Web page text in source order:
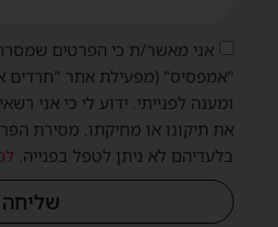
אני מאשר/ת כי הפרטים
"אמפסיס" (מפעילת אתר "חרדים
ומענה לפנייתי. ידוע לי כי אני
את תיקונו או מחיקתו. מסירת
בלעדיהם לא ניתן לטפל בפנייה.
שליחה